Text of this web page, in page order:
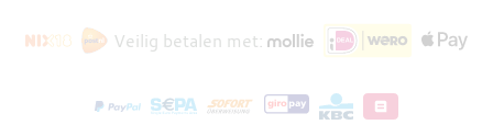
Veilig betalen met: